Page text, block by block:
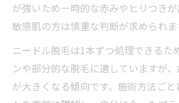
が強いため一時的な赤みやヒリつきが
敏感肌の方は慎重な判断が求められま
ニードル脱毛は1本ずつ処理できるた
ンや部分的な脱毛に適していますが
が大きくなる傾向です。施術方法ご